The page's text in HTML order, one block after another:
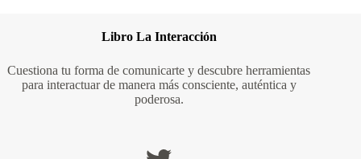
Libro La Interacción
Cuestiona tu forma de comunicarte y descubre herramientas
para interactuar de manera más consciente, auténtica y
poderosa.